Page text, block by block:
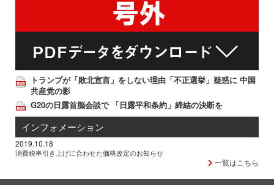
トランプが「敗北宣言」をしない理由「不正選挙」疑惑に 中国
共産党の影
G20の日露首脳会談で 「日露平和条約」締結の決断を
インフォメーション
2019.10.18
消費税率引き上げに合わせた価格改定のお知らせ
一覧はこちら